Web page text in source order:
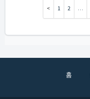
1 2 …
홈